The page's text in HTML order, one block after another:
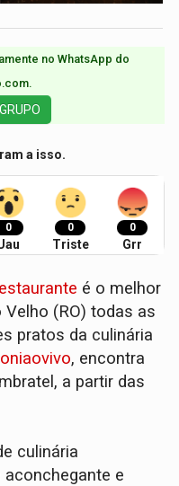
no WhatsApp do
a isso.
0 0
Triste
0
Grr
é o melhor
(RO) todas as
pratos da culinária
, encontra
a partir das
culinária
e